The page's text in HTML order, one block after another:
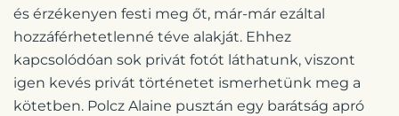
és érzékenyen festi meg őt, már-már ezáltal
hozzáférhetetlenné téve alakját. Ehhez
kapcsolódóan sok privát fotót láthatunk, viszont
igen kevés privát történetet ismerhetünk meg a
kötetben. Polcz Alaine pusztán egy barátság apró